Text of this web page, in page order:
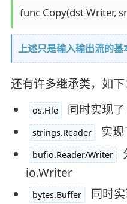
func Copy(dst Writer,
上述只是输入输出流的基
还有许多继承类，如下
os.File 同时实现
strings.Reader 实
bufio.Reader/Writer
io.Writer
bytes.Buffer
同时